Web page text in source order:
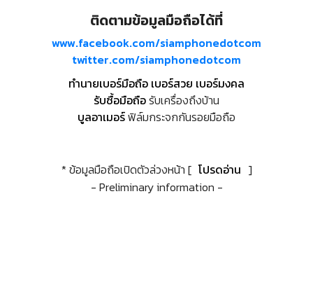
ติดตามข้อมูลมือถือได้ที่
www.facebook.com/siamphonedotcom
twitter.com/siamphonedotcom
ทำนายเบอร์มือถือ เบอร์สวย เบอร์มงคล
รับซื้อมือถือรับเครื่องถึงบ้าน
บูลอาเมอร์ฟิล์มกระจกกันรอยมือถือ
* ข้อมูลมือถือเปิดตัวล่วงหน้า [ โปรดอ่าน ]
- Preliminary information -